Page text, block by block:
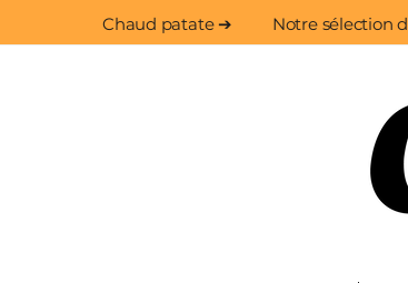
Chaud patate ➔ Notre sélection